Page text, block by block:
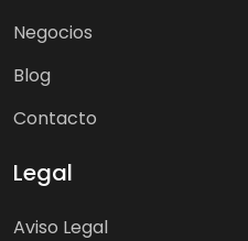
Negocios
Blog
Contacto
Legal
Aviso Legal